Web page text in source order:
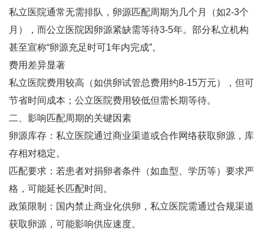
私立医院通常无需排队，卵源匹配周期为几个月（如2-3个
月），而公立医院因卵源紧缺需等待3-5年‌。部分私立机构
甚至宣称“卵源充足时可1年内完成”‌。
费用差异显著‌
私立医院费用较高（如供卵试管总费用约8-15万元），但可
节省时间成本；公立医院费用较低但需长期等待‌。
二、影响匹配周期的关键因素
卵源库存‌：私立医院通过商业渠道或合作网络获取卵源，库
存相对稳定‌。
匹配要求‌：若患者对捐卵者条件（如血型、学历等）要求严
格，可能延长匹配时间‌。
政策限制‌：国内禁止商业化供卵，私立医院需通过合规渠道
获取卵源，可能影响供应速度‌。